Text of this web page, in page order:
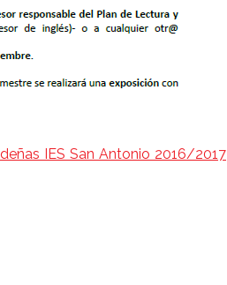
IES San Antonio 2016/2017